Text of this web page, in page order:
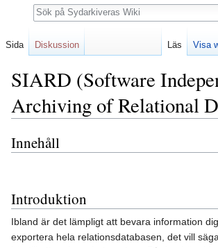
SIARD (Software
Archiving of Relational
Hoppa
till
Hoppa
till
Innehåll
Introduktion
Ibland är det lämpligt att bevara information
exportera hela relationsdatabasen, det vill
Sida Diskussion Läs Visa